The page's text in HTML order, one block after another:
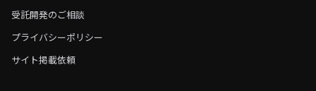
受託開発のご相談
プライバシーポリシー
サイト掲載依頼